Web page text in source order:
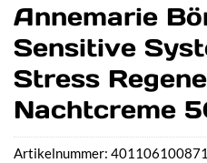
Annemarie
Sensitive
Stress
Nachtcreme
Artikelnummer: